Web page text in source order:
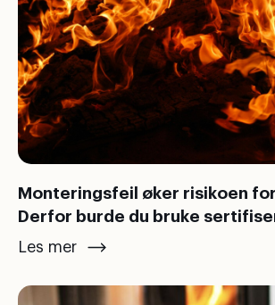
Monteringsfeil øker risikoen
Derfor burde du bruke
Les mer